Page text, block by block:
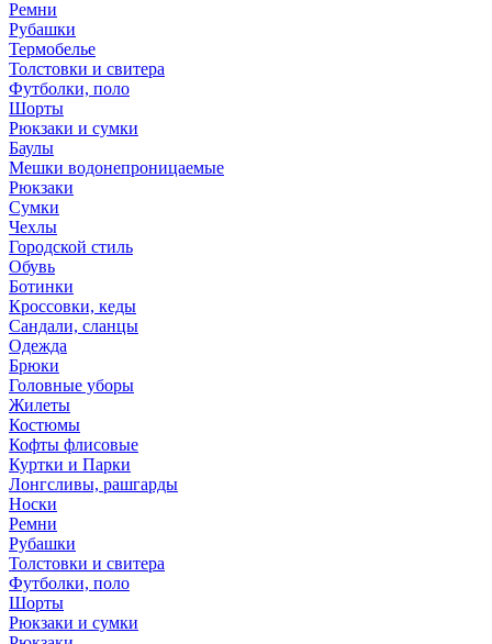
Ремни
Рубашки
Термобелье
Толстовки и свитера
Футболки, поло
Шорты
Рюкзаки и сумки
Баулы
Мешки водонепроницаемые
Рюкзаки
Сумки
Чехлы
Городской стиль
Обувь
Ботинки
Кроссовки, кеды
Сандали, сланцы
Одежда
Брюки
Головные уборы
Жилеты
Костюмы
Кофты флисовые
Куртки и Парки
Лонгсливы, рашгарды
Носки
Ремни
Рубашки
Толстовки и свитера
Футболки, поло
Шорты
Рюкзаки и сумки